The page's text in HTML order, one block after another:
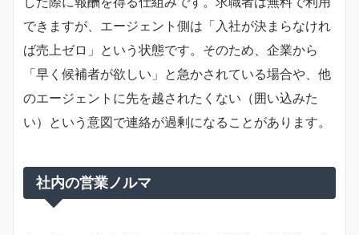
できますが、エージェント側は「入社が決まらなけれ
ば売上ゼロ」という状態です。そのため、企業から
「早く候補者が欲しい」と急かされている場合や、他
のエージェントに先を越されたくない（囲い込みた
い）という意図で連絡が過剰になることがあります。
社内の営業ノルマ